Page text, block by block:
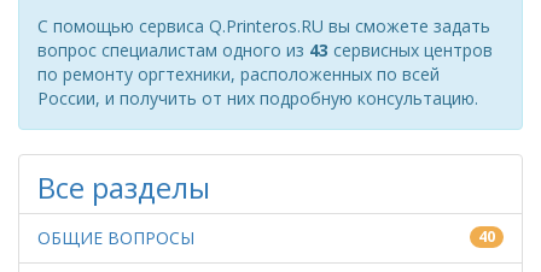
С помощью сервиса Q.Printeros.RU вы сможете задать
вопрос специалистам одного из 43 сервисных центров
по ремонту оргтехники, расположенных по всей
России, и получить от них подробную консультацию.
Все разделы
ОБЩИЕ ВОПРОСЫ 40